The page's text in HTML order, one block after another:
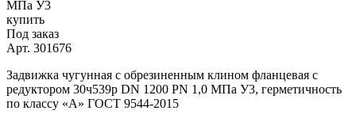
Под заказ
Арт. 301676
Задвижка чугунная с обрезиненным клином фланцевая с
редуктором 30ч539р DN 1200 PN 1,0 МПа У3, герметичность
по классу «A» ГОСТ 9544-2015